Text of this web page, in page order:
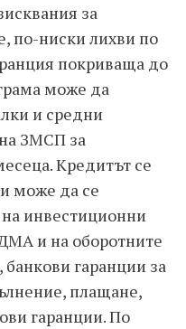
за
по-ниски лихви по
покриваща до
може да
и средни
ЗМСП за
Кредитът се
може да се
инвестиционни
и на оборотните
гаранции за
плащане,
гаранции. По